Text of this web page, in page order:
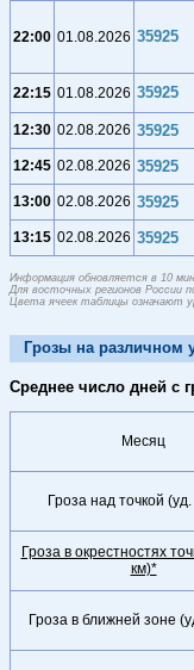
22:00 01.08.2026 35925
22:15 01.08.2026 35925
12:30 02.08.2026 35925
12:45 02.08.2026 35925
13:00 02.08.2026 35925
13:15 02.08.2026 35925
Информация обновляется в 10
Для восточных регионов России
Цвета ячеек таблицы означают
Грозы на различном
Среднее число дней с
Месяц
Гроза над точкой
Гроза в окрестностях
км)*
Гроза в ближней зоне